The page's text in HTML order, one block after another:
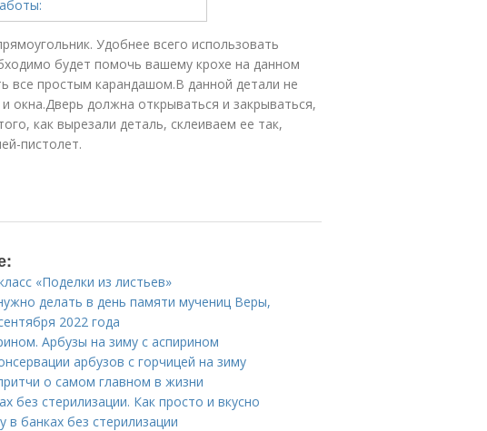
Удобнее всего использовать
будет помочь вашему крохе на данном
все простым карандашом.В данной детали не
окна.Дверь должна открываться и закрываться,
как вырезали деталь, склеиваем ее так,
пистолет.
«Поделки из листьев»
делать в день памяти мучениц Веры,
2022 года
Арбузы на зиму с аспирином
арбузов с горчицей на зиму
о самом главном в жизни
без стерилизации. Как просто и вкусно
банках без стерилизации